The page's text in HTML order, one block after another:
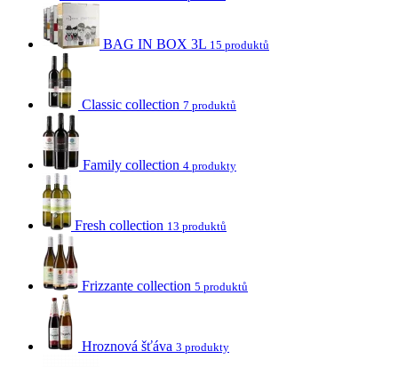
BAG IN BOX 3L 15 produktů
Classic collection 7 produktů
Family collection 4 produkty
Fresh collection 13 produktů
Frizzante collection 5 produktů
Hroznová šťáva 3 produkty